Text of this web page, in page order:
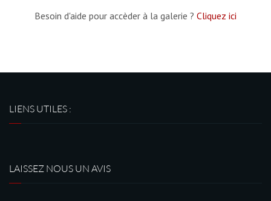
Besoin d'aide pour accèder à la galerie ? Cliquez ici
LIENS UTILES :
LAISSEZ NOUS UN AVIS